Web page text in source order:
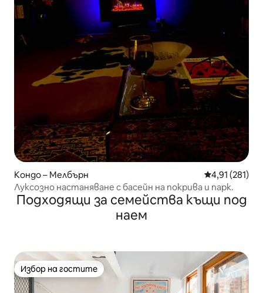
Кондо – Мелбърн Средна
4,91 (281)
Луксозно настаняване с басейн на покрива и парк.
Подходящи за семейства къщи под
наем
Избор на гостите
Избор на гостите